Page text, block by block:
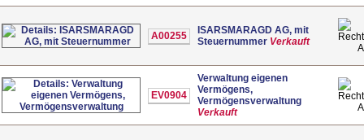
A00255
ISARSMARAGD AG, mit
Steuernummer Verkauft
EV0904
Verwaltung eigenen
Vermögens,
Vermögensverwaltung
Verkauft